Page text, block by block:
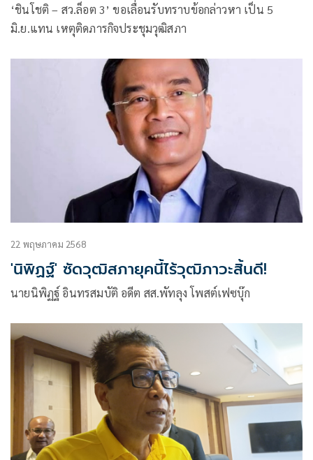
‘ชินโชติ – สว.ล็อต 3’ ขอเลื่อนรับทราบข้อกล่าวหา เป็น 5
มิ.ย.แทน เหตุติดภารกิจประชุมวุฒิสภา
22 พฤษภาคม 2568
'นิพิฏฐ์' ซัดวุฒิสภายุคนี้ไร้วุฒิภาวะสิ้นดี!
นายนิพิฏฐ์ อินทรสมบัติ อดีต สส.พัทลุง โพสต์เฟซบุ๊ก